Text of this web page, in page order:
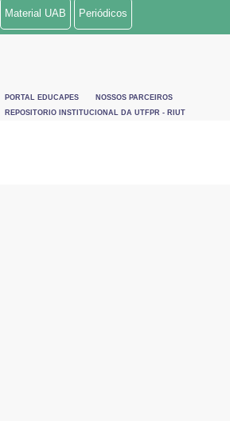
Material UAB Periódicos
PORTAL EDUCAPES
NOSSOS PARCEIROS
REPOSITORIO INSTITUCIONAL DA UTFPR - RIUT